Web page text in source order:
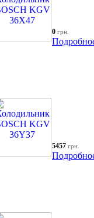
0 грн.
5457 грн.